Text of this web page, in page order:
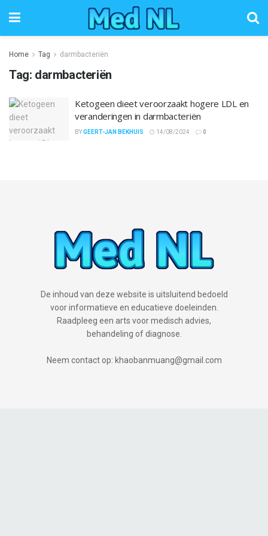
Home Tag darmbacteriën
Tag: darmbacteriën
Ketogeen dieet veroorzaakt hogere LDL en
veranderingen in darmbacteriën
BYGEERT-JAN BEKHUIS 14/08/2024 0
De inhoud van deze website is uitsluitend bedoeld
voor informatieve en educatieve doeleinden.
Raadpleeg een arts voor medisch advies,
behandeling of diagnose.
Neem contact op: khaobanmuang@gmail.com